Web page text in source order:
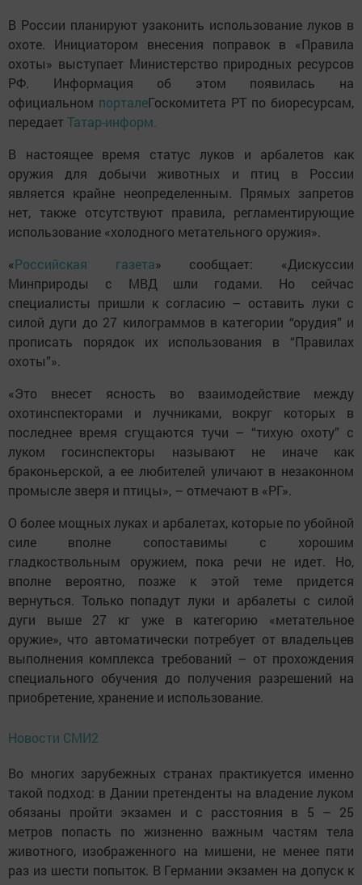
В России планируют узаконить использование луков в
охоте. Инициатором внесения поправок в «Правила
охоты» выступает Министерство природных ресурсов
РФ. Информация об этом появилась на
официальном порталеГоскомитета РТ по биоресурсам,
передаетТатар-информ.
В настоящее время статус луков и арбалетов как
оружия для добычи животных и птиц в России
является крайне неопределенным. Прямых запретов
нет, также отсутствуют правила, регламентирующие
использование «холодного метательного оружия».
«Российская газета» сообщает: «Дискуссии
Минприроды с МВД шли годами. Но сейчас
специалисты пришли к согласию – оставить луки с
силой дуги до 27 килограммов в категории “орудия” и
прописать порядок их использования в “Правилах
охоты”».
«Это внесет ясность во взаимодействие между
охотинспекторами и лучниками, вокруг которых в
последнее время сгущаются тучи – “тихую охоту” с
луком госинспекторы называют не иначе как
браконьерской, а ее любителей уличают в незаконном
промысле зверя и птицы», – отмечают в «РГ».
О более мощных луках и арбалетах, которые по убойной
силе вполне сопоставимы с хорошим
гладкоствольным оружием, пока речи не идет. Но,
вполне вероятно, позже к этой теме придется
вернуться. Только попадут луки и арбалеты с силой
дуги выше 27 кг уже в категорию «метательное
оружие», что автоматически потребует от владельцев
выполнения комплекса требований – от прохождения
специального обучения до получения разрешений на
приобретение, хранение и использование.
Новости СМИ2
Во многих зарубежных странах практикуется именно
такой подход: в Дании претенденты на владение луком
обязаны пройти экзамен и с расстояния в 5 – 25
метров попасть по жизненно важным частям тела
животного, изображенного на мишени, не менее пяти
раз из шести попыток. В Германии экзамен на допуск к